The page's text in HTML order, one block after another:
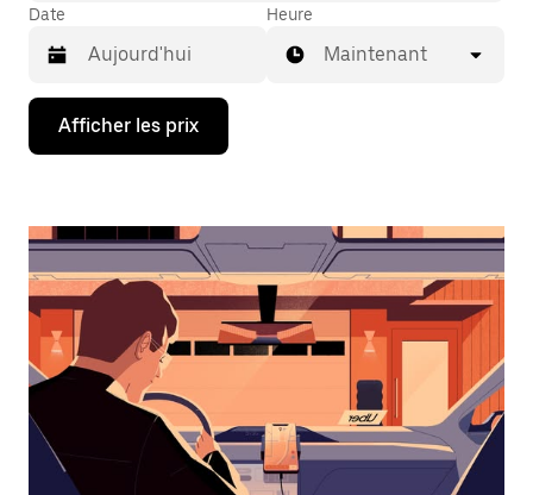
Date
Appuyez
la
bas
interagir
avec
calendrier
et
sélectionner
une
date.
Appuyez
Heure
Maintenant
Afficher les prix